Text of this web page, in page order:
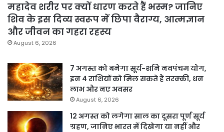
महादेव शरीर पर क्यों धारण करते हैं भस्म? जानिए
शिव के इस दिव्य स्वरूप में छिपा वैराग्य, आत्मज्ञान
और जीवन का गहरा रहस्य
August 6, 2026
7 अगस्त को बनेगा सूर्य-शनि नवपंचम योग,
इन 4 राशियों को मिल सकते हैं तरक्की, धन
लाभ और नए अवसर
August 6, 2026
12 अगस्त को लगेगा साल का दूसरा पूर्ण सूर्य
ग्रहण, जानिए भारत में दिखेगा या नहीं और